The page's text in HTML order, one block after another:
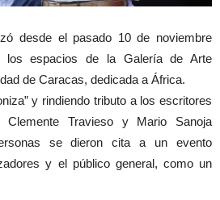
desde el pasado 10 de noviembre
los espacios de la Galería de Arte
de Caracas, dedicada a África.
y rindiendo tributo a los escritores
Travieso y Mario Sanoja
se dieron cita a un evento
y el público general, como un